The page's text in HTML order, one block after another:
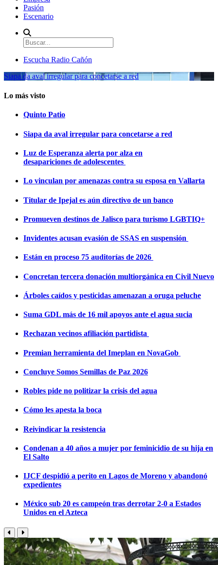
Pasión
Escenario
Escucha Radio Cañón
Siapa da aval irregular para concetarse a red
Lo más visto
Quinto Patio
Siapa da aval irregular para concetarse a red
Luz de Esperanza alerta por alza en
desapariciones de adolescentes
Lo vinculan por amenazas contra su esposa en Vallarta
Titular de Ipejal es aún directivo de un banco
Promueven destinos de Jalisco para turismo LGBTIQ+
Invidentes acusan evasión de SSAS en suspensión
Están en proceso 75 auditorías de 2026
Concretan tercera donación multiorgánica en Civil Nuevo
Árboles caídos y pesticidas amenazan a oruga peluche
Suma GDL más de 16 mil apoyos ante el agua sucia
Rechazan vecinos afiliación partidista
Premian herramienta del Imeplan en NovaGob
Concluye Somos Semillas de Paz 2026
Robles pide no politizar la crisis del agua
Cómo les apesta la boca
Reivindicar la resistencia
Condenan a 40 años a mujer por feminicidio de su hija en
El Salto
IJCF despidió a perito en Lagos de Moreno y abandonó
expedientes
México sub 20 es campeón tras derrotar 2-0 a Estados
Unidos en el Azteca